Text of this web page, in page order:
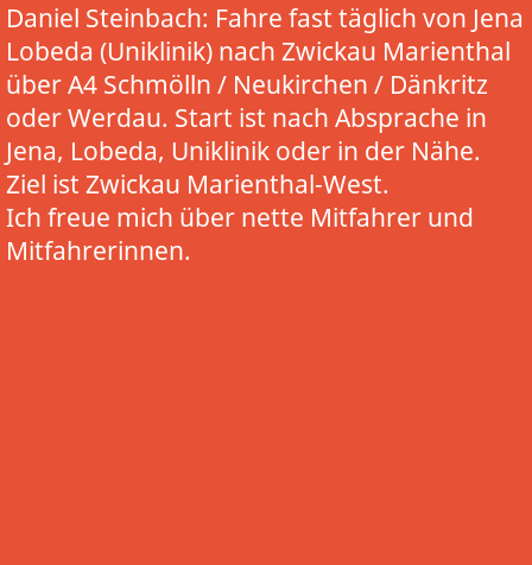
Daniel Steinbach: Fahre fast täglich von Jena
Lobeda (Uniklinik) nach Zwickau Marienthal
über A4 Schmölln / Neukirchen / Dänkritz
oder Werdau. Start ist nach Absprache in
Jena, Lobeda, Uniklinik oder in der Nähe.
Ziel ist Zwickau Marienthal-West.
Ich freue mich über nette Mitfahrer und
Mitfahrerinnen.